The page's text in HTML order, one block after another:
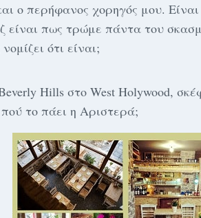
ο περήφανος χορηγός μου.
είναι πως τρώμε πάντα του
ότι είναι;
Hills στο West Holywood,
το πάει η Αριστερά;